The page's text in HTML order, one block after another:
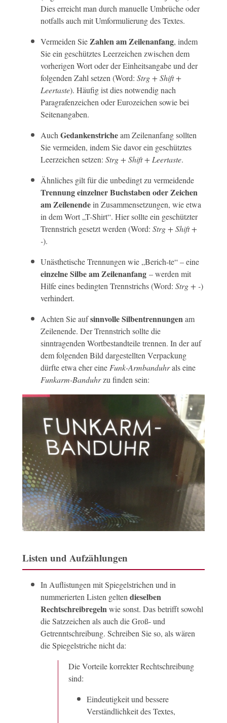
Dies erreicht man durch manuelle Umbrüche oder
notfalls auch mit Umformulierung des Textes.
Vermeiden SieZahlen am Zeilenanfang, indem
Sie ein geschütztes Leerzeichen zwischen dem
vorherigen Wort oder der Einheitsangabe und der
folgenden Zahl setzen (Word: Strg + Shift +
Leertaste). Häufig ist dies notwendig nach
Paragrafenzeichen oder Eurozeichen sowie bei
Seitenangaben.
Auch Gedankenstricheam Zeilenanfang sollten
Sie vermeiden, indem Sie davor ein geschütztes
Leerzeichen setzen: Strg + Shift + Leertaste.
Ähnliches gilt für die unbedingt zu vermeidende
Trennung einzelner Buchstaben oder Zeichen
am Zeilenendein Zusammensetzungen, wie etwa
in dem Wort „T-Shirt“. Hier sollte ein geschützter
Trennstrich gesetzt werden (Word: Strg + Shift +
-).
Unästhetische Trennungen wie „Berich-te“ – eine
einzelne Silbe am Zeilenanfang– werden mit
Hilfe eines bedingten Trennstrichs (Word: Strg + -)
verhindert.
Achten Sie aufsinnvolle Silbentrennungen am
Zeilenende. Der Trennstrich sollte die
sinntragenden Wortbestandteile trennen. In der auf
dem folgenden Bild dargestellten Verpackung
dürfte etwa eher eine Funk-Armbanduhrals eine
Funkarm-Banduhrzu finden sein:
Listen und Aufzählungen
In Auflistungen mit Spiegelstrichen und in
nummerierten Listen geltendieselben
Rechtschreibregelnwie sonst. Das betrifft sowohl
die Satzzeichen als auch die Groß- und
Getrenntschreibung. Schreiben Sie so, als wären
die Spiegelstriche nicht da:
Die Vorteile korrekter Rechtschreibung
sind:
Eindeutigkeit und bessere
Verständlichkeit des Textes,